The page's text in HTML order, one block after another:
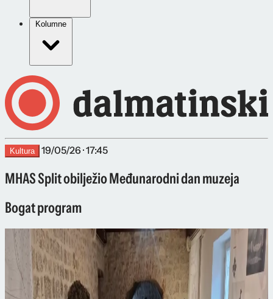
Kolumne
Kultura 19/05/26 · 17:45
MHAS Split obilježio Međunarodni dan muzeja
Bogat program